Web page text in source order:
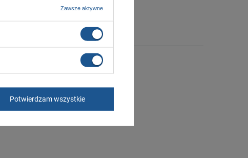
Zawsze aktywne
Potwierdzam wszystkie